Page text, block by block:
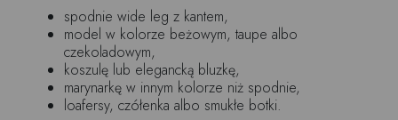
spodnie wide leg z kantem,
model w kolorze beżowym, taupe albo
czekoladowym,
koszulę lub elegancką bluzkę,
marynarkę w innym kolorze niż spodnie,
loafersy, czółenka albo smukłe botki.